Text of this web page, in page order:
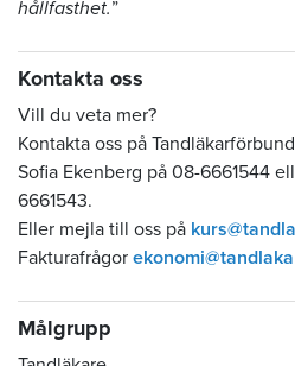
hållfasthet.”
Kontakta oss
Vill du veta mer?
Kontakta oss på
Sofia Ekenberg på 08-6661544
6661543.
Eller mejla till oss på
Fakturafrågor
Målgrupp